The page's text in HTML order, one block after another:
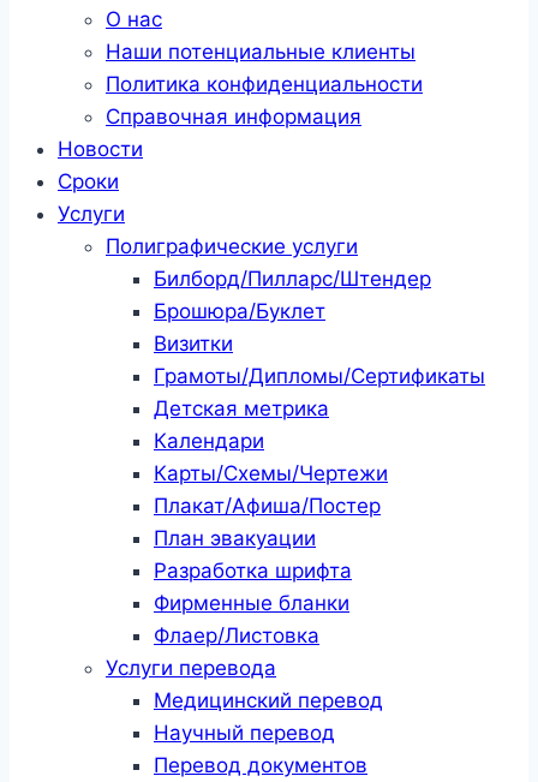
О нас
Наши потенциальные клиенты
Политика конфиденциальности
Справочная информация
Новости
Сроки
Услуги
Полиграфические услуги
Билборд/Пилларс/Штендер
Брошюра/Буклет
Визитки
Грамоты/Дипломы/Сертификаты
Детская метрика
Календари
Карты/Схемы/Чертежи
Плакат/Афиша/Постер
План эвакуации
Разработка шрифта
Фирменные бланки
Флаер/Листовка
Услуги перевода
Медицинский перевод
Научный перевод
Перевод документов